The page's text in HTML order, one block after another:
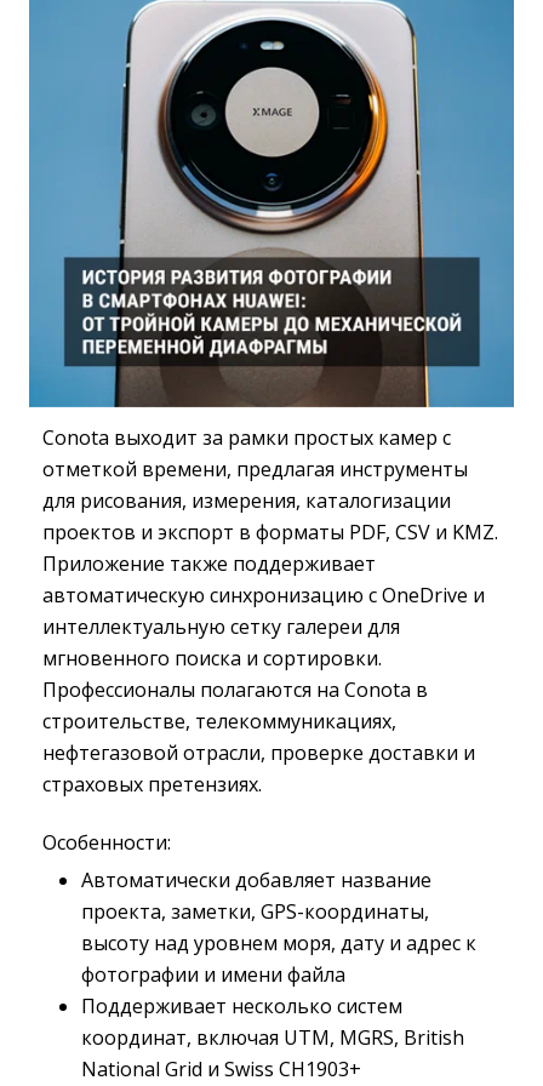
Conota выходит за рамки простых камер с
отметкой времени, предлагая инструменты
для рисования, измерения, каталогизации
проектов и экспорт в форматы PDF, CSV и KMZ.
Приложение также поддерживает
автоматическую синхронизацию с OneDrive и
интеллектуальную сетку галереи для
мгновенного поиска и сортировки.
Профессионалы полагаются на Conota в
строительстве, телекоммуникациях,
нефтегазовой отрасли, проверке доставки и
страховых претензиях.
Особенности:
Автоматически добавляет название
проекта, заметки, GPS-координаты,
высоту над уровнем моря, дату и адрес к
фотографии и имени файла
Поддерживает несколько систем
координат, включая UTM, MGRS, British
National Grid и Swiss CH1903+